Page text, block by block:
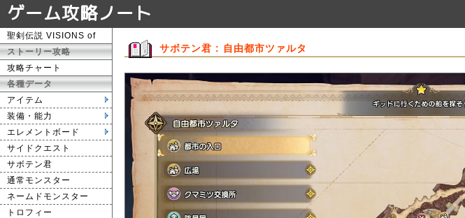
ゲーム攻略ノート
聖剣伝説 VISIONS of
ストーリー攻略
攻略チャート
各種データ
アイテム
装備・能力
エレメントボード
サイドクエスト
サボテン君
通常モンスター
ネームドモンスター
トロフィー
サボテン君 : 自由都市ツァルタ